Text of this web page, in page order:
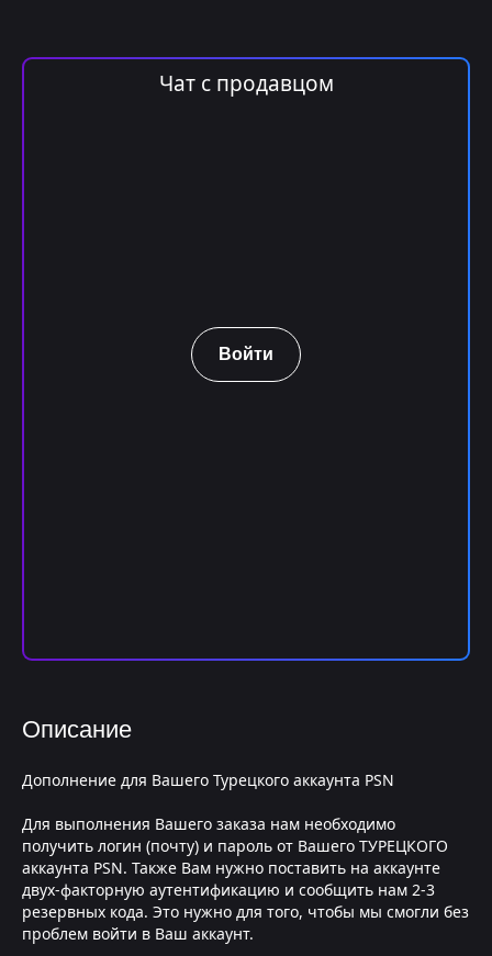
Чат с продавцом
Войти
Описание
Дополнение для Вашего Турецкого аккаунта PSN
Для выполнения Вашего заказа нам необходимо
получить логин (почту) и пароль от Вашего ТУРЕЦКОГО
аккаунта PSN. Также Вам нужно поставить на аккаунте
двух-факторную аутентификацию и сообщить нам 2-3
резервных кода. Это нужно для того, чтобы мы смогли без
проблем войти в Ваш аккаунт.